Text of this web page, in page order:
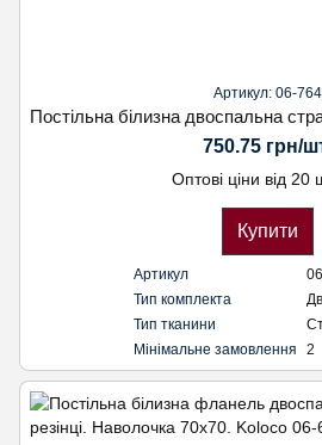
Артикул: 06-764
750.75 грн/
Оптові ціни від 20
Купити
Артикул
Тип комплекта
Тип тканини
Мінімальне замовлення
2